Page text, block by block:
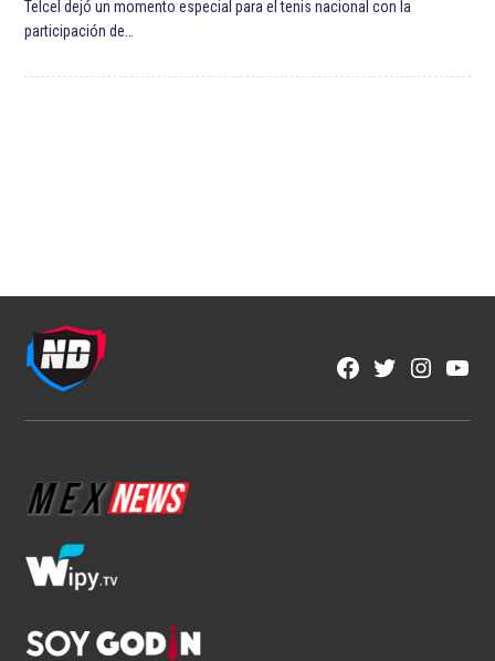
NFL
Los corredores vuelven a ser
protagonistas en la NFL
Fran González Ago 6, 2026